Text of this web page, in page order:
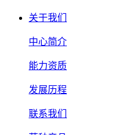
关于我们
中心简介
能力资质
发展历程
联系我们